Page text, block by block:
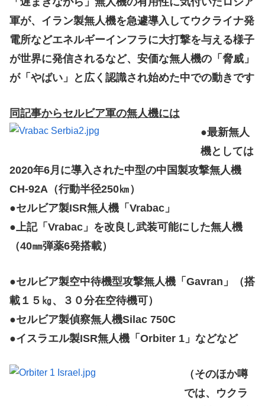
軍が、イラン製無人機を急遽導入してウクライナ発
電所などエネルギーインフラに大打撃を与える様子
が世界に発信されるなど、安価な無人機の「脅威」
が「やばい」と広く認識され始めた中での動きです
同記事からセルビア軍の無人機には
●最新無人
機としては
2020年6月に導入された中型の中国製攻撃無人機
CH-92A（行動半径250㎞）
●セルビア製ISR無人機「Vrabac」
●上記「Vrabac」を改良し武装可能にした無人機
（40㎜弾薬6発搭載）
●セルビア製空中待機型攻撃無人機「Gavran」（搭
載１５㎏、３０分在空待機可）
●セルビア製偵察無人機Silac 750C
●イスラエル製ISR無人機「Orbiter 1」などなど
（そのほか噂
では、ウクラ